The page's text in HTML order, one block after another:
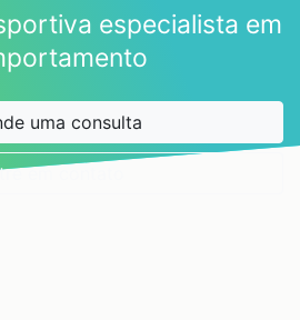
especialista em
uma consulta
em contato